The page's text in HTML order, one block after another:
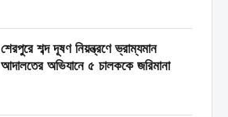
শেরপুরে শব্দ দূষণ নিয়ন্ত্রণে ভ্রাম্যমান
আদালতের অভিযানে ৫ চালককে জরিমানা